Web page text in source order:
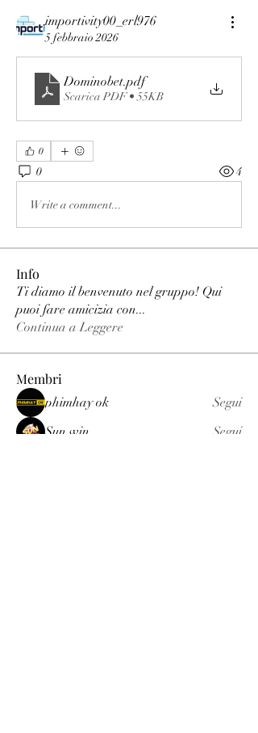
importivity00_erl976
5 febbraio 2026
Dominobet.pdf
Scarica PDF • 55KB
0
0 4
Write a comment...
Info
Ti diamo il benvenuto nel gruppo! Qui
puoi fare amicizia con...
Continua a Leggere
Membri
phimhay ok
Segui
Sun win
Segui